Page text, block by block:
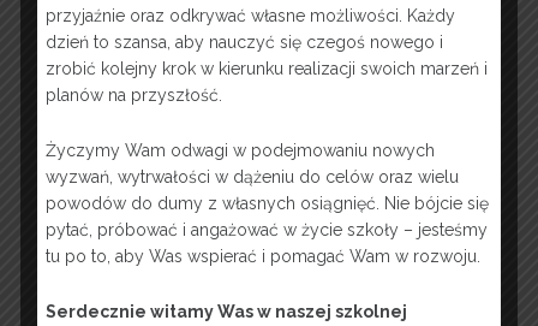
przyjaźnie oraz odkrywać własne możliwości. Każdy
dzień to szansa, aby nauczyć się czegoś nowego i
zrobić kolejny krok w kierunku realizacji swoich marzeń i
planów na przyszłość.
Życzymy Wam odwagi w podejmowaniu nowych
wyzwań, wytrwałości w dążeniu do celów oraz wielu
powodów do dumy z własnych osiągnięć. Nie bójcie się
pytać, próbować i angażować w życie szkoły – jesteśmy
tu po to, aby Was wspierać i pomagać Wam w rozwoju.
Serdecznie witamy Was w naszej szkolnej